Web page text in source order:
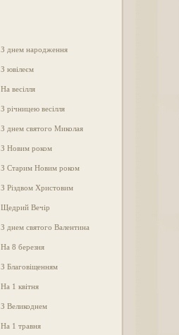
З днем народження
З ювілеєм
На весілля
З річницею весілля
З днем святого Миколая
З Новим роком
З Старим Новим роком
З Різдвом Христовим
Щедрий Вечір
З днем святого Валентина
На 8 березня
З Благовіщенням
На 1 квітня
З Великоднем
На 1 травня